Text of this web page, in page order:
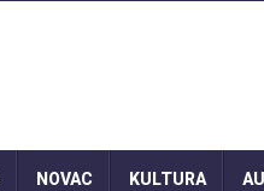
NOVAC KULTURA